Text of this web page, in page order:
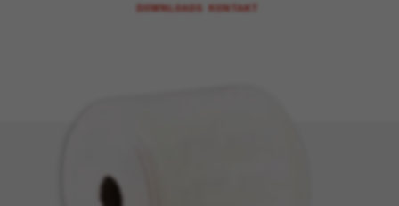
DOWNLOADS KONTAKT